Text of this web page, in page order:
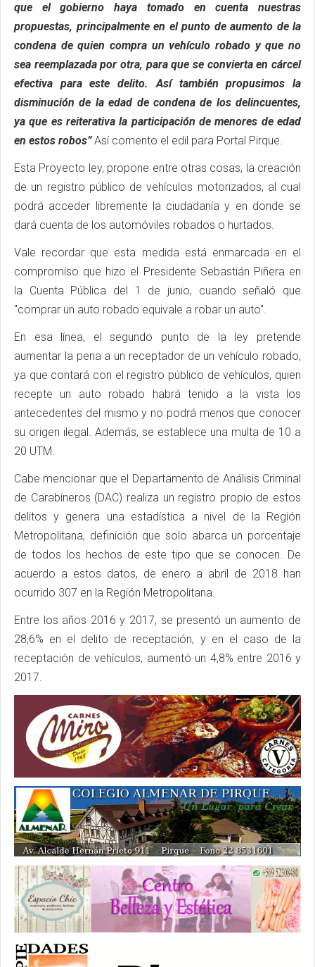
que el gobierno haya tomado en cuenta nuestras
propuestas, principalmente en el punto de aumento de la
condena de quien compra un vehículo robado y que no
sea reemplazada por otra, para que se convierta en cárcel
efectiva para este delito. Así también propusimos la
disminución de la edad de condena de los delincuentes,
ya que es reiterativa la participación de menores de edad
en estos robos”Así comento el edil para Portal Pirque.
Esta Proyecto ley, propone entre otras cosas, la creación
de un registro público de vehículos motorizados, al cual
podrá acceder libremente la ciudadanía y en donde se
dará cuenta de los automóviles robados o hurtados.
Vale recordar que esta medida está enmarcada en el
compromiso que hizo el Presidente Sebastián Piñera en
la Cuenta Pública del 1 de junio, cuando señaló que
"comprar un auto robado equivale a robar un auto".
En esa línea, el segundo punto de la ley pretende
aumentar la pena a un receptador de un vehículo robado,
ya que contará con el registro público de vehículos, quien
recepte un auto robado habrá tenido a la vista los
antecedentes del mismo y no podrá menos que conocer
su origen ilegal. Además, se establece una multa de 10 a
20 UTM.
Cabe mencionar que el Departamento de Análisis Criminal
de Carabineros (DAC) realiza un registro propio de estos
delitos y genera una estadística a nivel de la Región
Metropolitana, definición que solo abarca un porcentaje
de todos los hechos de este tipo que se conocen. De
acuerdo a estos datos, de enero a abril de 2018 han
ocurrido 307 en la Región Metropolitana.
Entre los años 2016 y 2017, se presentó un aumento de
28,6% en el delito de receptación, y en el caso de la
receptación de vehículos, aumentó un 4,8% entre 2016 y
2017.